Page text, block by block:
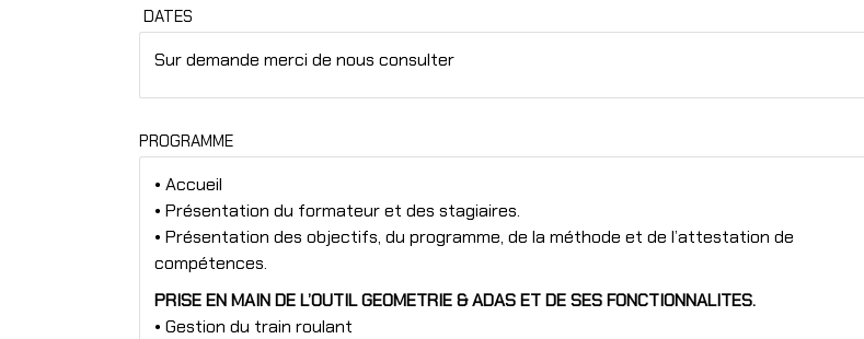
DATES
Sur demande merci de nous consulter
PROGRAMME
• Accueil
• Présentation du formateur et des stagiaires.
• Présentation des objectifs, du programme, de la méthode et de l’attestation de
compétences.
PRISE EN MAIN DE L’OUTIL GEOMETRIE & ADAS ET DE SES FONCTIONNALITES.
• Gestion du train roulant